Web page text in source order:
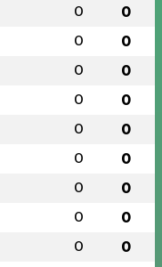
0 0
0 0
0 0
0 0
0 0
0 0
0 0
0 0
0 0